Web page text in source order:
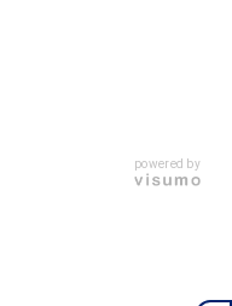
powered by